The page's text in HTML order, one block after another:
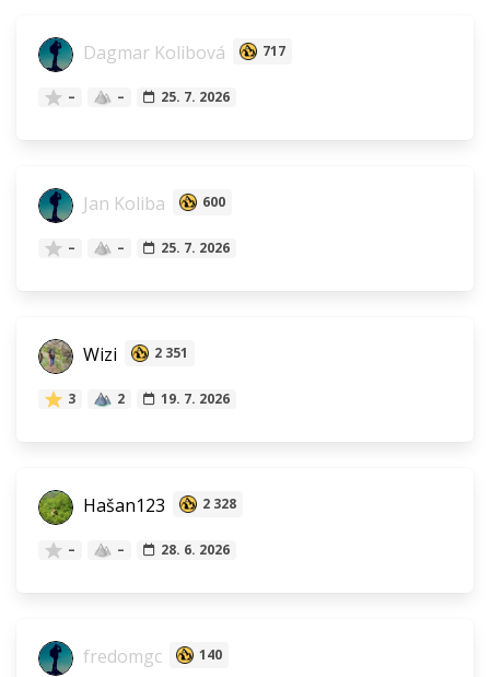
Dagmar Kolibová 717
– – 25. 7. 2026
Jan Koliba 600
– – 25. 7. 2026
Wizi 2 351
3 2 19. 7. 2026
Hašan123 2 328
– – 28. 6. 2026
fredomgc 140